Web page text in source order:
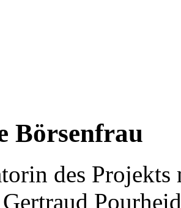
Börsenfrau
des